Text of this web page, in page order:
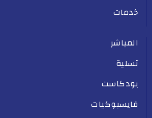
خدمات
المباشر
تسلية
بودكاست
فايسبوكيات